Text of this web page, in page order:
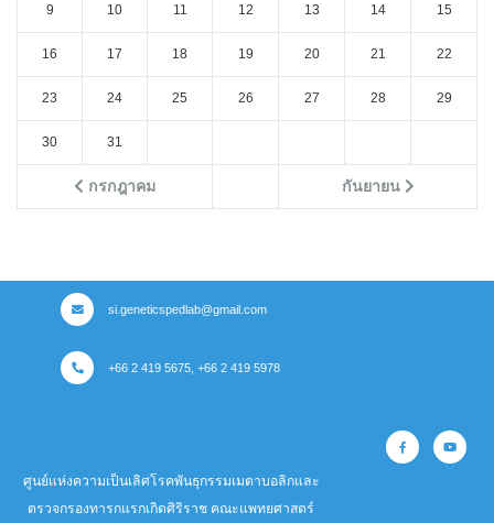
กรกฎาคม กันยายน
9 10 11 12 13 14 15
16 17 18 19 20 21 22
23 24 25 26 27 28 29
30 31
si.geneticspedlab@gmail.com
+66 2 419 5675, +66 2 419 5978
ศูนย์แห่งความเป็นเลิศโรคพันธุกรรมเมตาบอลิกและ
ตรวจกรองทารกแรกเกิดศิริราช คณะแพทยศาสตร์